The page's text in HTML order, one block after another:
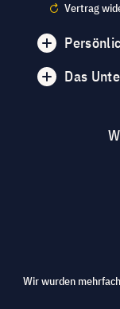
Vertrag
Das
Wir wurden